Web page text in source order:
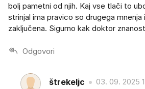
bolj pametni od njih. Kaj vse tlači to
strinjal ima pravico so drugega mnenja
zaključena. Sigurno kak doktor
Odgovori
štrekeljc 03. 09. 2025